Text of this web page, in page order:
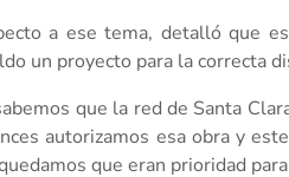
a ese tema, detalló que
un proyecto para la correcta
que la red de Santa
autorizamos esa obra y
que eran prioridad